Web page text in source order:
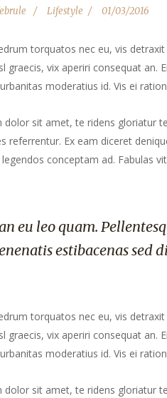
Lifestyle 01/03/2016
torquatos nec eu, vis
graecis, vix aperiri consequat
moderatius id. Vis ei
dolor sit amet, te ridens gloriatur
referrentur. Ex eam diceret
conceptam ad. Fabulas
eu leo quam.
estibacenas sed
torquatos nec eu, vis
graecis, vix aperiri consequat
moderatius id. Vis ei
dolor sit amet, te ridens gloriatur